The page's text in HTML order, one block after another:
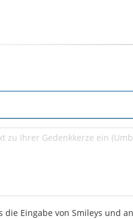
die Eingabe von Smileys und